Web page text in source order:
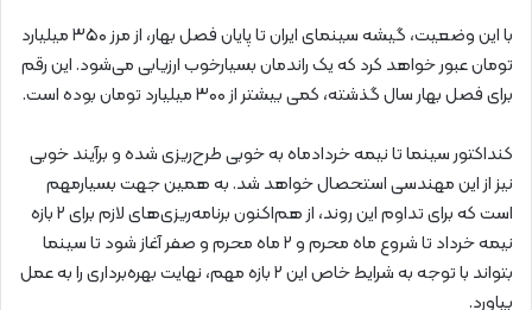
با این وضعیت، گیشه سینمای ایران تا پایان فصل بهار، از مرز ۳۵۰ میلیارد
تومان عبور خواهد کرد که یک راندمان بسیارخوب ارزیابی می‌شود. این رقم
برای فصل بهار سال گذشته، کمی بیشتر از ۳۰۰ میلیارد تومان بوده است.
کنداکتور سینما تا نیمه خردادماه به خوبی طرح‌ریزی شده و برآیند خوبی
نیز از این مهندسی استحصال خواهد شد. به همین جهت بسیارمهم
است که برای تداوم این روند، از هم‌اکنون برنامه‌ریزی‌های لازم برای ۲ بازه
نیمه خرداد تا شروع ماه محرم و ۲ ماه محرم و صفر آغاز شود تا سینما
بتواند با توجه به شرایط خاص این ۲ بازه مهم، نهایت بهره‌برداری را به عمل
بیاورد.